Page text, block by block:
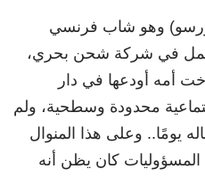
وهو شاب فرنسي
في شركة شحن بحري،
أمه أودعها في دار
محدودة وسطحية، ولم
يومًا.. وعلى هذا المنوال
المسؤوليات كان يظن أنه